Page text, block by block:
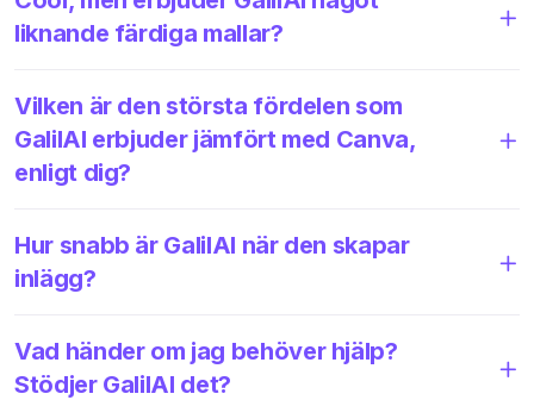
liknande färdiga mallar?
Vilken är den största fördelen som
GalilAI erbjuder jämfört med Canva,
enligt dig?
Hur snabb är GalilAI när den skapar
inlägg?
Vad händer om jag behöver hjälp?
Stödjer GalilAI det?